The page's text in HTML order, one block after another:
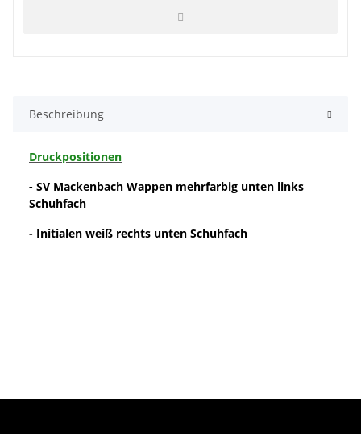
Beschreibung
Druckpositionen
- SV Mackenbach Wappen mehrfarbig unten links
Schuhfach
- Initialen weiß rechts unten Schuhfach